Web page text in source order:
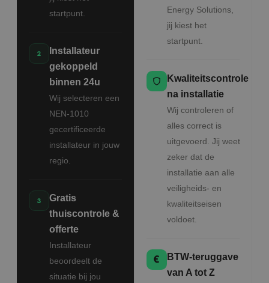
startpunt.
Installateur
gekoppeld
binnen 24u
Wij selecteren een
NEN-1010
gecertificeerde
installateur in jouw
regio.
Gratis
thuiscontrole &
offerte
Installateur
beoordeelt de
situatie bij jou
Energy Solutions,
jij kiest het
startpunt.
Kwaliteitscontrole
na installatie
Wij controleren of
alles correct is
uitgevoerd. Jij weet
zeker dat de
installatie aan alle
veiligheids- en
kwaliteitseisen
voldoet.
BTW-teruggave
van A tot Z